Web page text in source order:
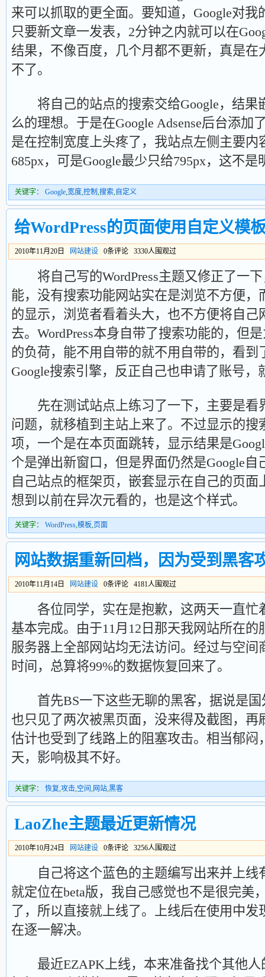
来可以抓取的更全面。要知道，Google对
只要新文章一发表，2分钟之内就可以在
结果，不像百度，几个月都不更新，真是在
不了。
将自己的站点的搜索交给Google，结果
么的理想。于是在Google Adsense后台添加
是在控制宽度上头疼了，我站点左侧主要内
685px，可是Google最少只给795px，这不
关键字： Google,宽度,控制 ,搜索,自定义
给WordPress的页面使用自定义模
2010年11月20日 网站建设 0条评论 3330人围观过
将自己写的WordPress主题又修正了一下
能，没有搜索功能网站实在是浏览不方便，
的显示，浏览者看着头大，也不方便将自己
去。WordPress本身自带了搜索功能的，但
的负荷，能不用自带的就不用自带的，看到
Google搜索引擎，反正自己也申请了账号，
先在测试站点上练习了一下，主要是看
问题，就移植到主站上来了。不过显示的搜
项，一个是在本页面跳转，显示结果是
个是弹出新窗口，但是界面仍然是Google
自己站点的框架页，嵌套显示在自己的页
想到以前在异次元看的，也是这个样式。
关键字： WordPress,模板,页面
网站数据重新回档，因为受到黑
2010年11月14日 网站建设 0条评论 4181人围观过
各位同学，实在是抱歉，这两天一直忙
基本完成。由于11月12日那天我网站所在
服务器上全部网站均无法访问。经过与空间
时间，总算将99%的数据恢复回来了。
首先BS一下这些无聊的黑客，据说是国
也只见了两次被黑页面，没来得及截图，再
估计也受到了线路上的阻塞攻击。相当郁闷
天，影响极其不好。
关键字： 恢复,攻击,空间 ,网站,黑客
LaoZhe主题最近更新情况
2010年10月24日 网站建设 0条评论 3256人围观过
自己将这个蓝色的主题编写出来并上线
就定位在beta版，我自己感觉也不是很完美
了，所以直接就上线了。上线后在使用中发
在逐一解决。
最近EZAPK上线，本来准备找个其他人